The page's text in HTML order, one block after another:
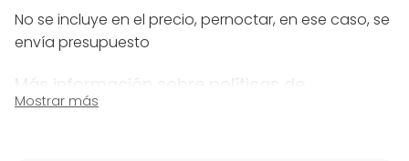
No se incluye en el precio, pernoctar, en ese caso, se
envía presupuesto
Más información sobre políticas de
cancelación
Mostrar más